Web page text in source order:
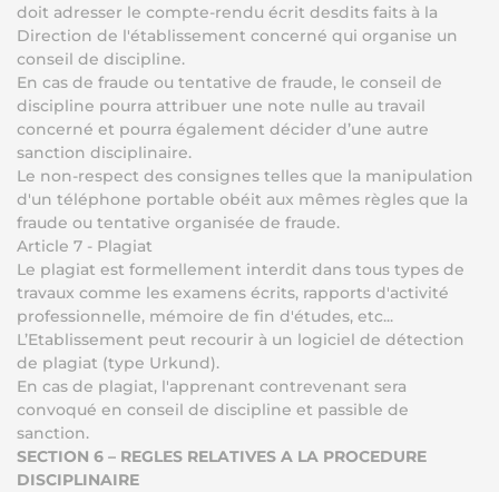
doit adresser le compte-rendu écrit desdits faits à la
Direction de l'établissement concerné qui organise un
conseil de discipline.
En cas de fraude ou tentative de fraude, le conseil de
discipline pourra attribuer une note nulle au travail
concerné et pourra également décider d’une autre
sanction disciplinaire.
Le non-respect des consignes telles que la manipulation
d'un téléphone portable obéit aux mêmes règles que la
fraude ou tentative organisée de fraude.
Article 7 - Plagiat
Le plagiat est formellement interdit dans tous types de
travaux comme les examens écrits, rapports d'activité
professionnelle, mémoire de fin d'études, etc...
L’Etablissement peut recourir à un logiciel de détection
de plagiat (type Urkund).
En cas de plagiat, l'apprenant contrevenant sera
convoqué en conseil de discipline et passible de
sanction.
SECTION 6 – REGLES RELATIVES A LA PROCEDURE
DISCIPLINAIRE